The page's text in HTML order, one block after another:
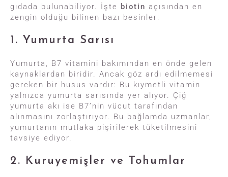
gıdada bulunabiliyor. İşte biotin açısından en
zengin olduğu bilinen bazı besinler:
1. Yumurta Sarısı
Yumurta, B7 vitamini bakımından en önde gelen
kaynaklardan biridir. Ancak göz ardı edilmemesi
gereken bir husus vardır: Bu kıymetli vitamin
yalnızca yumurta sarısında yer alıyor. Çiğ
yumurta akı ise B7’nin vücut tarafından
alınmasını zorlaştırıyor. Bu bağlamda uzmanlar,
yumurtanın mutlaka pişirilerek tüketilmesini
tavsiye ediyor.
2. Kuruyemişler ve Tohumlar